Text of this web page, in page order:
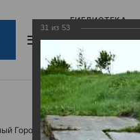
БИБЛИОТЕКА
БИБЛИОПОМОЩЬ
Город
31 из 53